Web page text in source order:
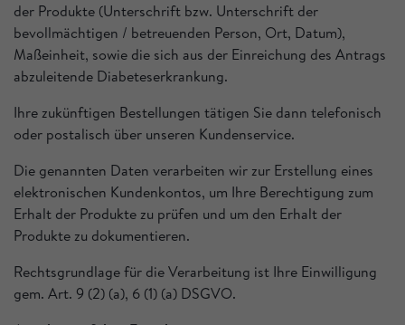
der Produkte (Unterschrift bzw. Unterschrift der
bevollmächtigen / betreuenden Person, Ort, Datum),
Maßeinheit, sowie die sich aus der Einreichung des Antrags
abzuleitende Diabeteserkrankung.
Ihre zukünftigen Bestellungen tätigen Sie dann telefonisch
oder postalisch über unseren Kundenservice.
Die genannten Daten verarbeiten wir zur Erstellung eines
elektronischen Kundenkontos, um Ihre Berechtigung zum
Erhalt der Produkte zu prüfen und um den Erhalt der
Produkte zu dokumentieren.
Rechtsgrundlage für die Verarbeitung ist Ihre Einwilligung
gem. Art. 9 (2) (a), 6 (1) (a) DSGVO.